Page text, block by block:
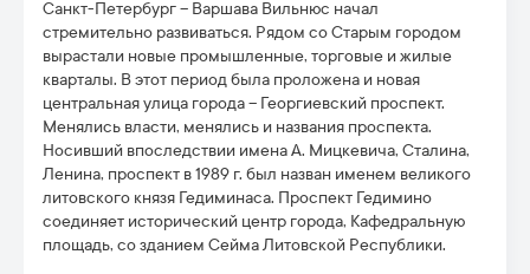
Санкт-Петербург – Варшава Вильнюс начал
стремительно развиваться. Рядом со Старым городом
вырастали новые промышленные, торговые и жилые
кварталы. В этот период была проложена и новая
центральная улица города – Георгиевский проспект.
Менялись власти, менялись и названия проспекта.
Носивший впоследствии имена А. Мицкевича, Сталина,
Ленина, проспект в 1989 г. был назван именем великого
литовского князя Гедиминаса. Проспект Гедимино
соединяет исторический центр города, Кафедральную
площадь, со зданием Сейма Литовской Республики.